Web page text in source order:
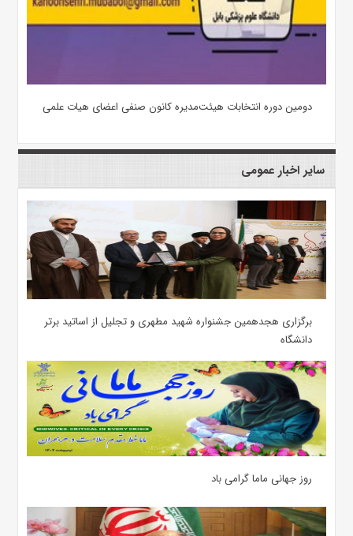
دومین دوره انتخابات هیئت‌مدیره کانون صنفی اعضای هیات علمی
سایر اخبار عمومی
برگزاری هجدهمین جشنواره شهید مطهری و تجلیل از اساتید برتر
دانشگاه
روز جهانی ماما گرامی باد